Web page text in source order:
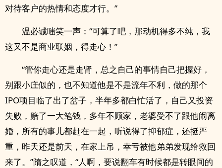
对待客户的热情和态度才行。”
温必诚嗤笑一声：“可算了吧，那动机得多不纯，我
这又不是商业联姻，得走心！”
“管你走心还是走肾，总之自己的事情自己把握好，
别跟小庄似的，也不知道他是不是流年不利，做的那个
IPO项目临了出了岔子，半年多都白忙活了，自己又投资
失败，赔了一大笔钱，多年不顾家，老婆受不了跟他闹离
婚，所有的事儿都赶在一起，听说得了抑郁症，还挺严
重，昨天还是前天，在家上吊，幸亏被他弟弟发现给救回
来了。”隋之叹道，“人啊，要说翻车有时候都是转眼间的